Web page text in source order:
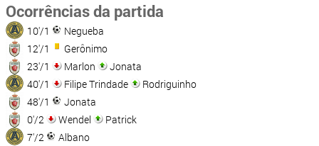
Ocorrências da partida
10'/1
Negueba
12'/1
Gerônimo
23'/1
Marlon
Jonata
40'/1
Filipe Trindade
Rodriguinho
48'/1
Jonata
0'/2
Wendel
Patrick
7'/2
Albano